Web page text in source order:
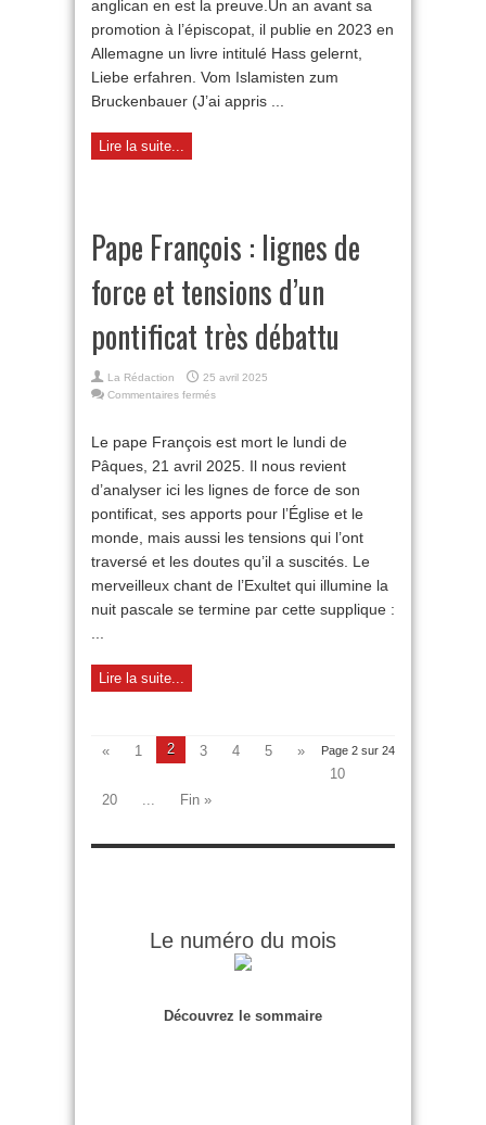
anglican en est la preuve.Un an avant sa
promotion à l’épiscopat, il publie en 2023 en
Allemagne un livre intitulé Hass gelernt,
Liebe erfahren. Vom Islamisten zum
Bruckenbauer (J’ai appris ...
Lire la suite...
Pape François : lignes de
force et tensions d’un
pontificat très débattu
La Rédaction
25 avril 2025
Commentaires ferméssur
lignes
de
et
tensions
d’un
très
débattu
Le pape François est mort le lundi de
Pâques, 21 avril 2025. Il nous revient
d’analyser ici les lignes de force de son
pontificat, ses apports pour l’Église et le
monde, mais aussi les tensions qui l’ont
traversé et les doutes qu’il a suscités. Le
merveilleux chant de l’Exultet qui illumine la
nuit pascale se termine par cette supplique :
...
Lire la suite...
Page 2 sur 24
« 1 2 3 4 5
»
10
20
... Fin »
Le numéro du mois
Découvrez le sommaire